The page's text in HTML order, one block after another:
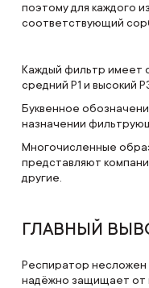
поэтому для каждого
соответствующий
Каждый фильтр имеет
средний Р1 и высокий
Буквенное
назначении
Многочисленные
представляют
другие.
ГЛАВНЫЙ
Респиратор несложен
надёжно защищает от